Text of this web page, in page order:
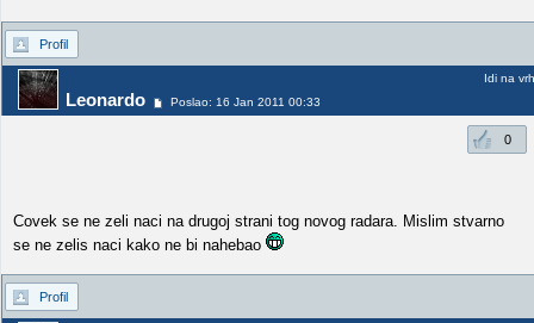
Profil
Leonardo Poslao: 16 Jan 2011 00:33
Idi na vrh
0
Covek se ne zeli naci na drugoj strani tog novog radara. Mislim stvarno
se ne zelis naci kako ne bi nahebao
Profil